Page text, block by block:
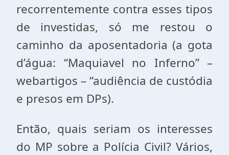
recorrentemente contra esses tipos
de investidas, só me restou o
caminho da aposentadoria (a gota
d’água: “Maquiavel no Inferno” –
webartigos – “audiência de custódia
e presos em DPs).
Então, quais seriam os interesses
do MP sobre a Polícia Civil? Vários,